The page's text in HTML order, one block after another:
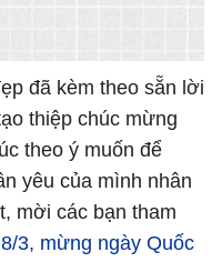
đã kèm theo sẵn lời
thiệp chúc mừng
theo ý muốn để
yêu của mình nhân
mời các bạn tham
3, mừng ngày Quốc